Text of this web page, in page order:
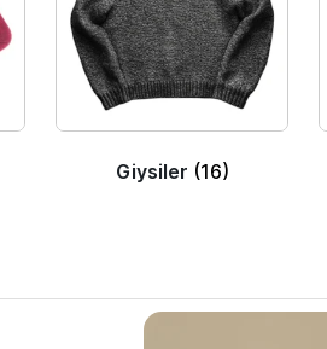
Giysiler (16)